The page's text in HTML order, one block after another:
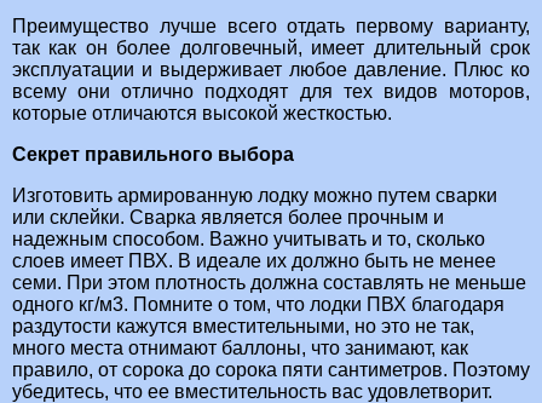
Преимущество лучше всего отдать первому варианту,
так как он более долговечный, имеет длительный срок
эксплуатации и выдерживает любое давление. Плюс ко
всему они отлично подходят для тех видов моторов,
которые отличаются высокой жесткостью.
Секрет правильного выбора
Изготовить армированную лодку можно путем сварки
или склейки. Сварка является более прочным и
надежным способом. Важно учитывать и то, сколько
слоев имеет ПВХ. В идеале их должно быть не менее
семи. При этом плотность должна составлять не меньше
одного кг/м3. Помните о том, что лодки ПВХ благодаря
раздутости кажутся вместительными, но это не так,
много места отнимают баллоны, что занимают, как
правило, от сорока до сорока пяти сантиметров. Поэтому
убедитесь, что ее вместительность вас удовлетворит.